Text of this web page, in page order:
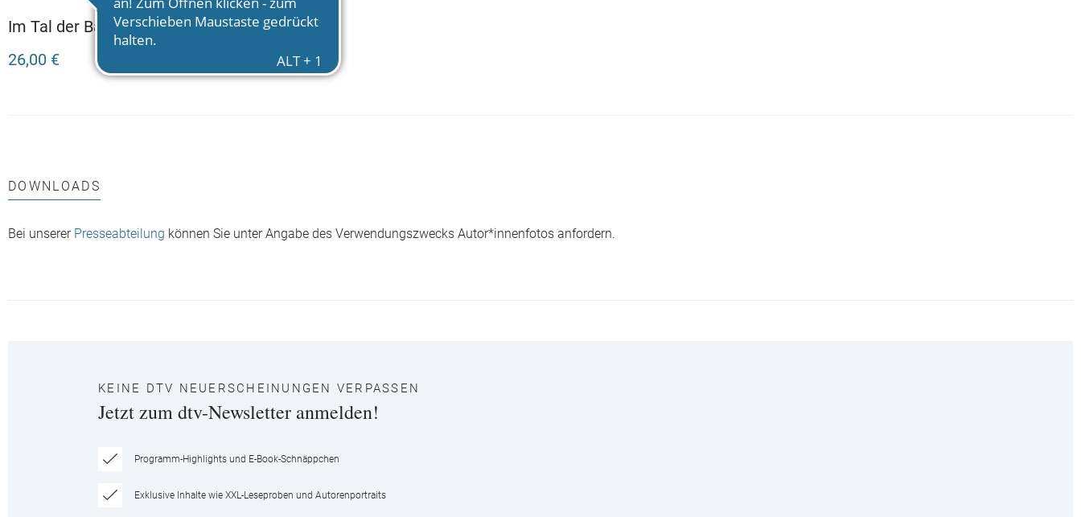
Im Tal der Bärin
26,00 €
Über die See
14,00 €
DOWNLOADS
Bei unserer Presseabteilung können Sie unter Angabe des Verwendungszwecks Autor*innenfotos anfordern.
KEINE DTV NEUERSCHEINUNGEN VERPASSEN
Jetzt zum dtv-Newsletter anmelden!
Programm-Highlights und E-Book-Schnäppchen
Exklusive Inhalte wie XXL-Leseproben und Autorenportraits